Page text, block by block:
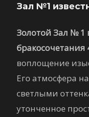
Зал №1
Золотой Зал № 1
бракосочетания
воплощение
Его атмосфера
светлыми
утонченное